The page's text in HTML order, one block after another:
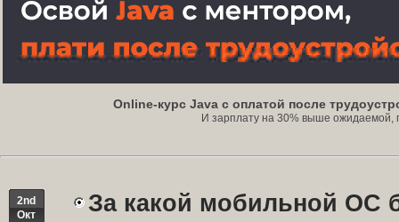
Online-курс Java с оплатой после
И зарплату на 30% выше ожидаемой,
2nd
Окт
За какой мобильной ОС